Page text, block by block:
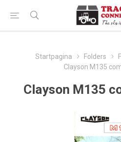
Startpagina Folders
Clayson M135
Clayson M135